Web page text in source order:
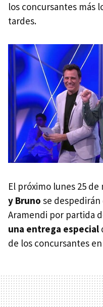
los concursantes más
tardes.
El próximo lunes 25
y Bruno se
Aramendi por partida
una entrega especial
de los concursantes